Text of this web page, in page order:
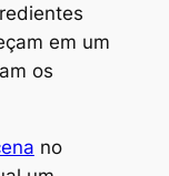
em um
os
no